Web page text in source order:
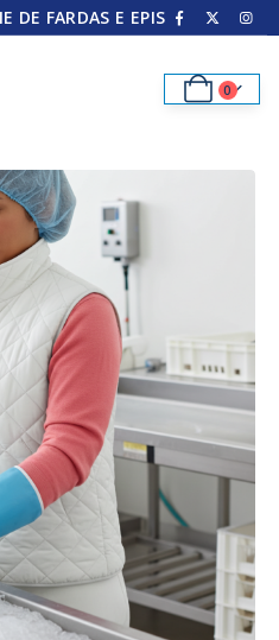
DE FARDAS E EPIS
0